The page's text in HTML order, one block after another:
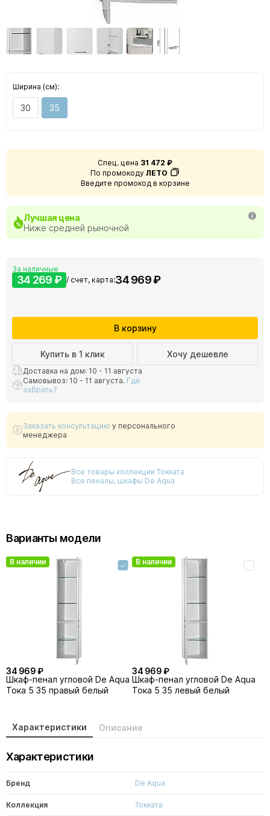
Ширина (см):
30 35
Спец. цена 31 472 ₽
По промокоду ЛЕТО
Введите промокод в корзине
Лучшая цена
Ниже средней рыночной
За наличные
34 269 ₽ / счет, карта:34 969 ₽
В корзину
Купить в 1 клик Хочу дешевле
Доставка на дом: 10 - 11 августа
Самовывоз: 10 - 11 августа. Где
забрать?
Заказать консультацию у персонального
менеджера
Все товары коллекции Токката
Все пеналы, шкафы De Aqua
Варианты модели
В наличии
34 969 ₽
Шкаф-пенал угловой De Aqua
Тока 5 35 правый белый
В наличии
34 969 ₽
Шкаф-пенал угловой De Aqua
Тока 5 35 левый белый
Характеристики Описание
Характеристики
Бренд De Aqua
Коллекция Токката